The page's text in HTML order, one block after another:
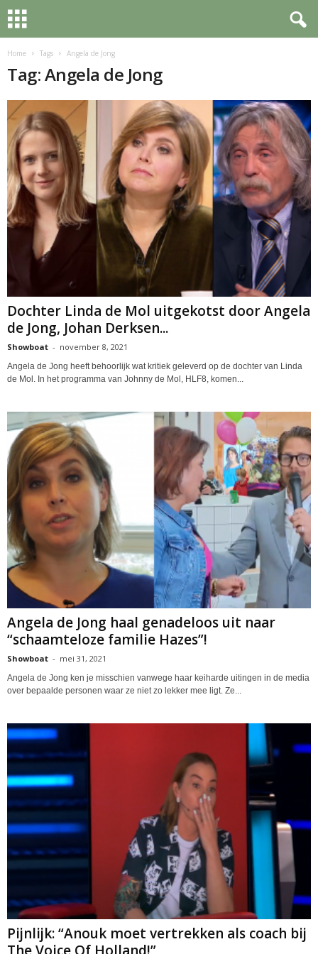
Home Tags Angela de Jong
Tag: Angela de Jong
Dochter Linda de Mol uitgekotst door Angela
de Jong, Johan Derksen...
Showboat - november 8, 2021
Angela de Jong heeft behoorlijk wat kritiek geleverd op de dochter van Linda
de Mol. In het programma van Johnny de Mol, HLF8, komen...
Angela de Jong haal genadeloos uit naar
“schaamteloze familie Hazes”!
Showboat - mei 31, 2021
Angela de Jong ken je misschien vanwege haar keiharde uitingen in de media
over bepaalde personen waar ze niet zo lekker mee ligt. Ze...
Pijnlijk: “Anouk moet vertrekken als coach bij